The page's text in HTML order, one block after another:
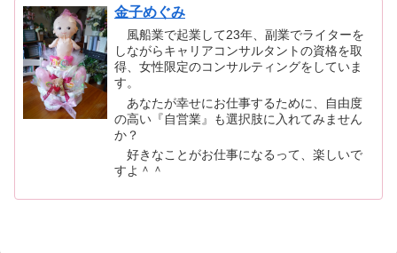
金子めぐみ
風船業で起業して23年、副業でライターを
しながらキャリアコンサルタントの資格を取
得、女性限定のコンサルティングをしていま
す。
あなたが幸せにお仕事するために、自由度
の高い『自営業』も選択肢に入れてみません
か？
好きなことがお仕事になるって、楽しいで
すよ＾＾